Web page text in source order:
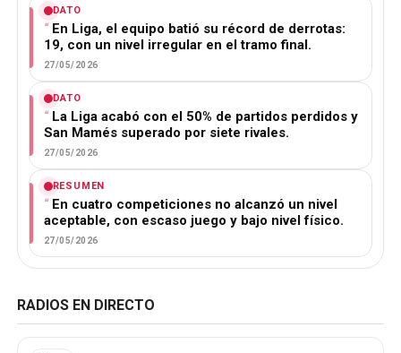
DATO
En Liga, el equipo batió su récord de derrotas:
19, con un nivel irregular en el tramo final.
27/05/2026
DATO
La Liga acabó con el 50% de partidos perdidos y
San Mamés superado por siete rivales.
27/05/2026
RESUMEN
En cuatro competiciones no alcanzó un nivel
aceptable, con escaso juego y bajo nivel físico.
27/05/2026
RADIOS EN DIRECTO